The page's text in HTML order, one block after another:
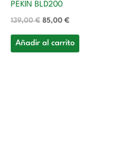
PEKIN BLD200
139,00€ 85,00 €
Añadir al carrito